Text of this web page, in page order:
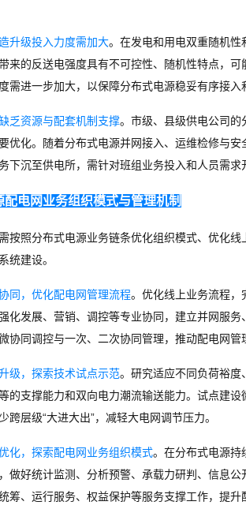
升级投入力度需加大。在发电和用电双重随机
来的反送电强度具有不可控性、随机性特点，
需进一步加大，以保障分布式电源稳妥有序接入
乏资源与配套机制支撑。市级、县级供电公司的
优化。随着分布式电源并网接入、运维检修与安
下沉至供电所，需针对班组业务投入和人员需求
配电网业务组织模式与管理机制
按照分布式电源业务链条优化组织模式、优化
统建设。
同，优化配电网管理流程。优化线上业务流程，
化发展、营销、调控等专业协同，建立并网服
协同调控与一次、二次协同管理，推动配电网管
级，探索技术试点示范。研究适应不同负荷裕
的支撑能力和双向电力潮流输送能力。试点建
跨层级“大进大出”，减轻大电网调节压力。
化，探索配电网业务组织模式。在分布式电源持
做好统计监测、分析预警、承载力研判、信息
筹、运行服务、权益保护等服务支撑工作，提升